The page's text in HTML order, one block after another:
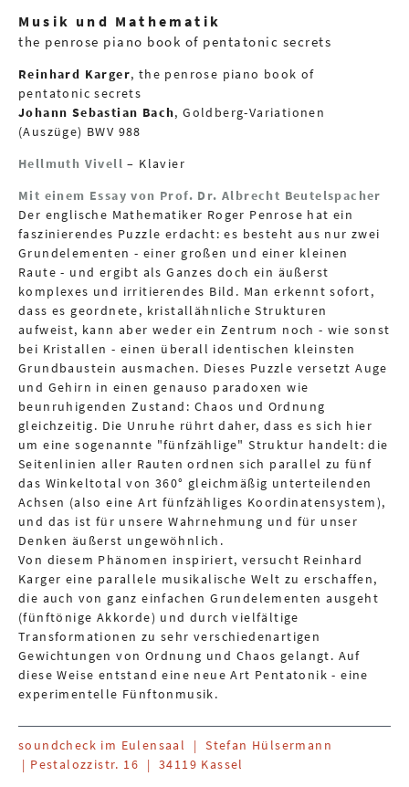
Musik und Mathematik
the penrose piano book of pentatonic secrets
Reinhard Karger, the penrose piano book of
pentatonic secrets
Johann Sebastian Bach, Goldberg-Variationen
(Auszüge) BWV 988
Hellmuth Vivell – Klavier
Mit einem Essay von Prof. Dr. Albrecht Beutelspacher
Der englische Mathematiker Roger Penrose hat ein
faszinierendes Puzzle erdacht: es besteht aus nur zwei
Grundelementen - einer großen und einer kleinen
Raute - und ergibt als Ganzes doch ein äußerst
komplexes und irritierendes Bild. Man erkennt sofort,
dass es geordnete, kristallähnliche Strukturen
aufweist, kann aber weder ein Zentrum noch - wie sonst
bei Kristallen - einen überall identischen kleinsten
Grundbaustein ausmachen. Dieses Puzzle versetzt Auge
und Gehirn in einen genauso paradoxen wie
beunruhigenden Zustand: Chaos und Ordnung
gleichzeitig. Die Unruhe rührt daher, dass es sich hier
um eine sogenannte "fünfzählige" Struktur handelt: die
Seitenlinien aller Rauten ordnen sich parallel zu fünf
das Winkeltotal von 360° gleichmäßig unterteilenden
Achsen (also eine Art fünfzähliges Koordinatensystem),
und das ist für unsere Wahrnehmung und für unser
Denken äußerst ungewöhnlich.
Von diesem Phänomen inspiriert, versucht Reinhard
Karger eine parallele musikalische Welt zu erschaffen,
die auch von ganz einfachen Grundelementen ausgeht
(fünftönige Akkorde) und durch vielfältige
Transformationen zu sehr verschiedenartigen
Gewichtungen von Ordnung und Chaos gelangt. Auf
diese Weise entstand eine neue Art Pentatonik - eine
experimentelle Fünftonmusik.
soundcheck im Eulensaal | Stefan Hülsermann
| Pestalozzistr. 16 | 34119 Kassel